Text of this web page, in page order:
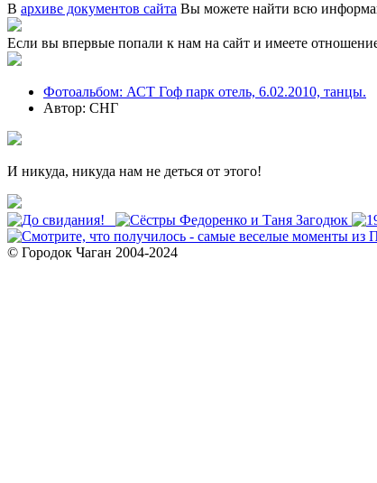
В архиве документов сайта Вы можете найти всю
Если вы впервые попали к нам на сайт и имеете
Фотоальбом: АСТ Гоф парк отель, 6.02.2010, танцы.
Автор: СНГ
И никуда, никуда нам не деться от этого!
© Городок Чаган 2004-2024